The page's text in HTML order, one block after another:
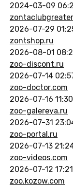
2024-03-09
2026-07-29
zontshop.ru
2026-08-01
zoo-discont.ru
2026-07-14
zoo-doctor.com
2026-07-16
zoo-galereya.ru
2026-07-31
zoo-portal.ru
2026-07-13
zoo-videos.com
2026-07-12
zoo.kozow.com